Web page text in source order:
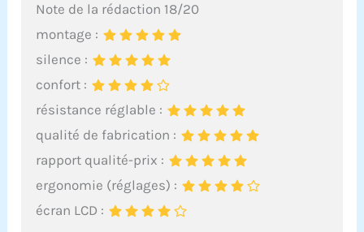
Note de la rédaction 18/20
montage :
silence :
confort :
résistance réglable :
qualité de fabrication :
rapport qualité-prix :
ergonomie (réglages) :
écran LCD :